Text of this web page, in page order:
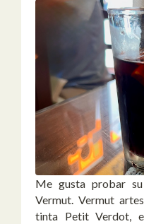
Me gusta probar
Vermut. Vermut
tinta Petit Verdot,